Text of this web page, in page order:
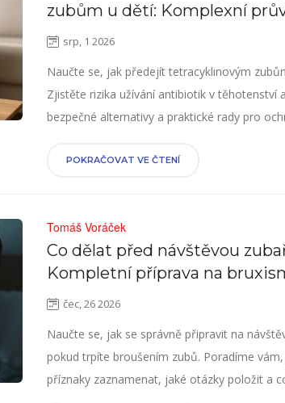
zubům u dětí: Komplexní
pro rodiče
srp, 1 2026
Naučte se, jak předejít tetracyklinovým
Zjistěte rizika užívání antibiotik v těhotenství
bezpečné alternativy a praktické rady pro
POKRAČOVAT VE ČTENÍ
Tomáš Voráček
Co dělat před návštěvou
Kompletní příprava na
broušení zubů
čec, 26 2026
Naučte se, jak se správně připravit na
pokud trpíte broušením zubů. Poradíme
příznaky zaznamenat, jaké otázky položit a